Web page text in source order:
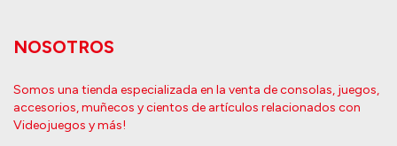
NOSOTROS
Somos una tienda especializada en la venta de consolas, juegos,
accesorios, muñecos y cientos de artículos relacionados con
Videojuegos y más!